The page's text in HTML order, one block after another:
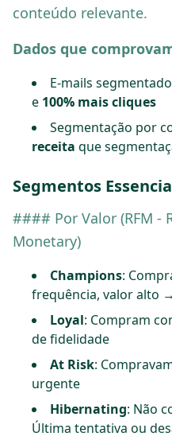
conteúdo relevante.
Dados que
E-mails
e 100% mais cliques
Segmentação por
receita que
Segmentos
#### Por Valor (RFM -
Monetary)
Champions:
frequência, valor alto
Loyal: Compram
de fidelidade
At Risk:
urgente
Hibernating: Não
Última tentativa ou